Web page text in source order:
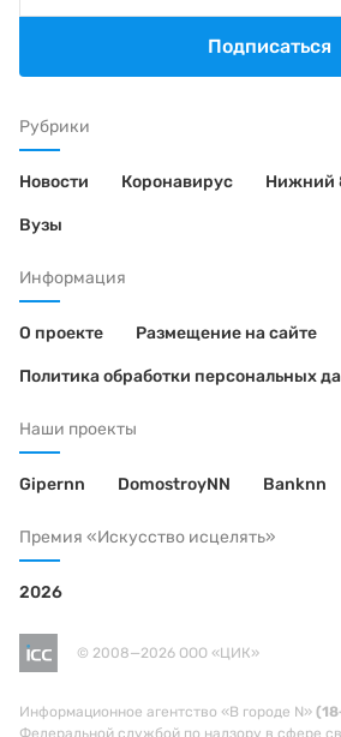
Рубрики
Новости Коронавирус Нижний
Вузы
Информация
О проекте Размещение на сайте
Политика обработки персональных
Наши проекты
Gipernn DomostroyNN Banknn
Премия «Искусство исцелять»
2026
© 2008—2026 ООО «ЦИК»
Информационное агентство «В городе N»
Подписаться